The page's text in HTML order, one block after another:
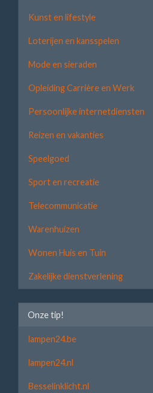
Kunst en lifestyle
Loterijen en kansspelen
Mode en sieraden
Opleiding Carrière en Werk
Persoonlijke internetdiensten
Reizen en vakanties
Speelgoed
Sport en recreatie
Telecommunicatie
Warenhuizen
Wonen Huis en Tuin
Zakelijke dienstverlening
Onze tip!
lampen24.be
lampen24.nl
Besselinklicht.nl